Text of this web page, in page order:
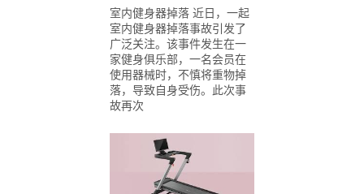
室内健身器掉落 近日，一起
室内健身器掉落事故引发了
广泛关注。该事件发生在一
家健身俱乐部，一名会员在
使用器械时，不慎将重物掉
落，导致自身受伤。此次事
故再次